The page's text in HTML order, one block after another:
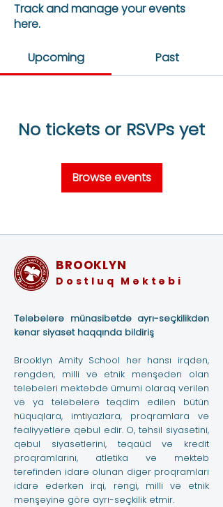
Track and manage your events
here.
Upcoming Past
No tickets or RSVPs yet
Browse events
BROOKLYN
Dostluq Məktəbi
Tələbələrə münasibətdə ayrı-seçkilikdən
kənar siyasət haqqında bildiriş
Brooklyn Amity School hər hansı irqdən,
rəngdən, milli və etnik mənşədən olan
tələbələri məktəbdə ümumi olaraq verilən
və ya tələbələrə təqdim edilən bütün
hüquqlara, imtiyazlara, proqramlara və
fəaliyyətlərə qəbul edir. O, təhsil siyasətini,
qəbul siyasətlərini, təqaüd və kredit
proqramlarını, atletika və məktəb
tərəfindən idarə olunan digər proqramları
idarə edərkən irqi, rəngi, milli və etnik
mənşəyinə görə ayrı-seçkilik etmir.